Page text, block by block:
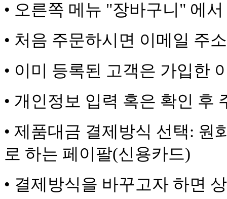
• 오른쪽 메뉴 "장바구니" 에
• 처음 주문하시면 이메일 주
• 이미 등록된 고객은 가입한
• 개인정보 입력 혹은 확인 후
• 제품대금 결제방식 선택: 원
로 하는 페이팔(신용카드)
• 결제방식을 바꾸고자 하면